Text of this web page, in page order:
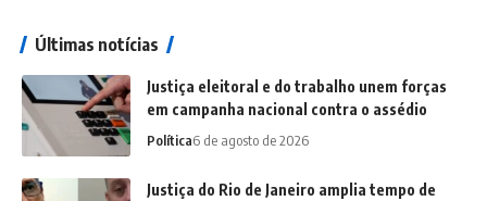
Últimas notícias
Justiça eleitoral e do trabalho unem forças
em campanha nacional contra o assédio
Política6 de agosto de 2026
Justiça do Rio de Janeiro amplia tempo de